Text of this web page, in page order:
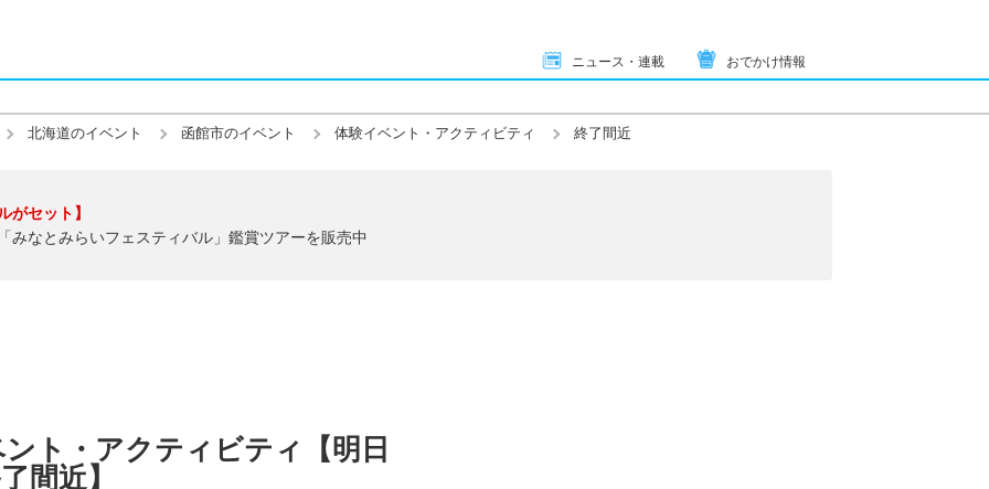
ニュース・連載 おでかけ情報
北海道のイベント 函館市のイベント 体験イベント・アクティビティ 終了間近
がセット】
みなとみらいフェスティバル」鑑賞ツアーを販売中
ト・アクティビティ【明日
間近】